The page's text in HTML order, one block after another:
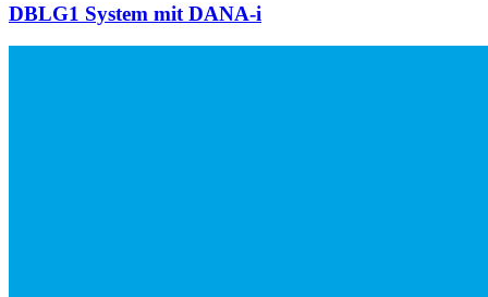
DBLG1 System mit DANA-i